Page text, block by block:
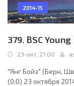
2014-15
379. BSC
23-окт, 21:00
"Янг Бойз" (Берн,
(0:0) 23 октября